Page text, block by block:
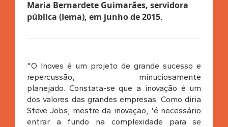
Maria Bernardete Guimarães, servidora
pública (Iema), em junho de 2015.
"O Inoves é um projeto de grande sucesso e
repercussão, minuciosamente
planejado. Constata-se que a inovação é um
dos valores das grandes empresas. Como diria
Steve Jobs, mestre da inovação, 'é necessário
entrar a fundo na complexidade para se